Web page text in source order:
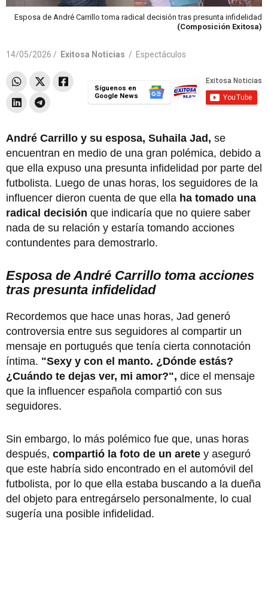
Esposa de André Carrillo toma radical decisión tras presunta infidelidad
(Composición Exitosa)
14/05/2026 / Exitosa Noticias / Espectáculos
Síguenos en
Google News
André Carrillo y su esposa, Suhaila Jad, se
encuentran en medio de una gran polémica, debido a
que ella expuso una presunta infidelidad por parte del
futbolista. Luego de unas horas, los seguidores de la
influencer dieron cuenta de que ella ha tomado una
radical decisión que indicaría que no quiere saber
nada de su relación y estaría tomando acciones
contundentes para demostrarlo.
Esposa de André Carrillo toma acciones
tras presunta infidelidad
Recordemos que hace unas horas, Jad generó
controversia entre sus seguidores al compartir un
mensaje en portugués que tenía cierta connotación
íntima. "Sexy y con el manto. ¿Dónde estás?
¿Cuándo te dejas ver, mi amor?", dice el mensaje
que la influencer española compartió con sus
seguidores.
Sin embargo, lo más polémico fue que, unas horas
después, compartió la foto de un arete y aseguró
que este habría sido encontrado en el automóvil del
futbolista, por lo que ella estaba buscando a la dueña
del objeto para entregárselo personalmente, lo cual
sugería una posible infidelidad.